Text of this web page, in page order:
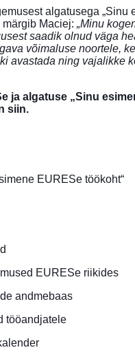
algatusega „Sinu
märgib Maciej: „Minu
saadik olnud väga
võimaluse noortele,
avastada ning vajalikke
ja algatuse „Sinu
siin.
EURESe töökoht“
EURESe riikides
andmebaas
tööandjatele